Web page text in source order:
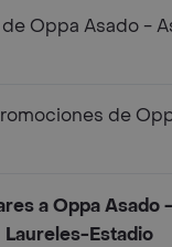
Oppa Asado -
de
a Oppa Asado
Laureles-Estadio